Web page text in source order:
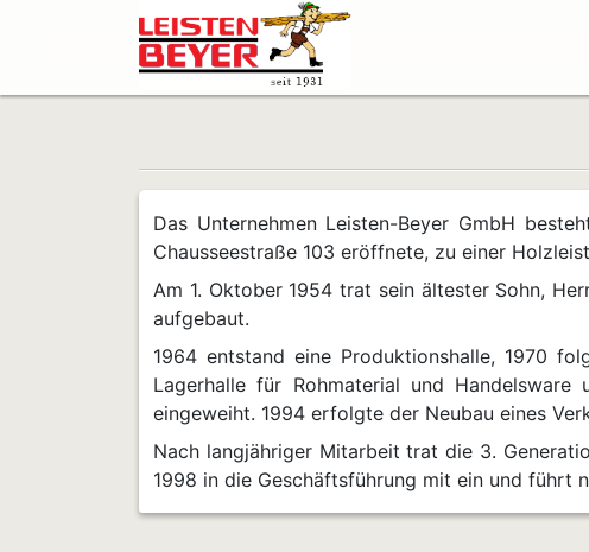
Das Unternehmen Leisten-Beyer GmbH
Chausseestraße 103 eröffnete, zu einer
Am 1. Oktober 1954 trat sein ältester Sohn,
aufgebaut.
1964 entstand eine Produktionshalle, 1970
Lagerhalle für Rohmaterial und
eingeweiht. 1994 erfolgte der Neubau eines
Nach langjähriger Mitarbeit trat die 3.
1998 in die Geschäftsführung mit ein und führt